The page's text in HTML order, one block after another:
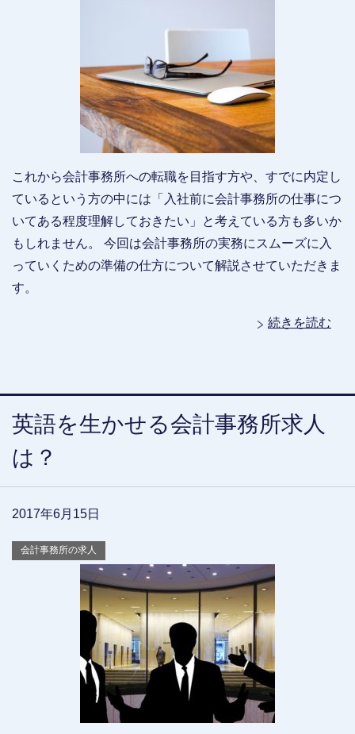
これから会計事務所への転職を目指す方や、すでに内定し
ているという方の中には「入社前に会計事務所の仕事につ
いてある程度理解しておきたい」と考えている方も多いか
もしれません。 今回は会計事務所の実務にスムーズに入
っていくための準備の仕方について解説させていただきま
す。
続きを読む
英語を生かせる会計事務所求人
は？
2017年6月15日
会計事務所の求人